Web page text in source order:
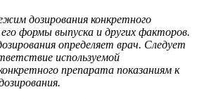
дозирования конкретного
формы выпуска и других факторов.
определяет врач. Следует
используемой
препарата показаниям к